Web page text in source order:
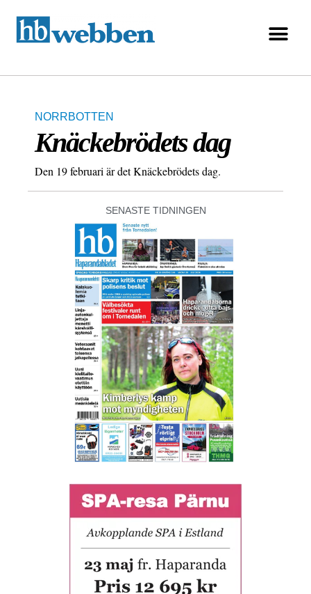
NORRBOTTEN
Knäckebrödets dag
Den 19 februari är det Knäckebrödets dag.
SENASTE TIDNINGEN